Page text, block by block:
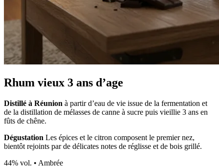
Rhum vieux 3 ans d’age
Distillé à Réunion à partir d’eau de vie issue de la fermentation et
de la distillation de mélasses de canne à sucre puis vieillie 3 ans en
fûts de chêne.
Dégustation Les épices et le citron composent le premier nez,
bientôt rejoints par de délicates notes de réglisse et de bois grillé.
44% vol. • Ambrée